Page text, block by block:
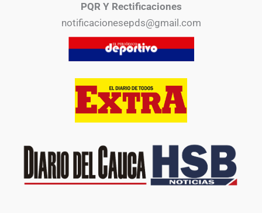
PQR Y Rectificaciones
notificacionesepds@gmail.com